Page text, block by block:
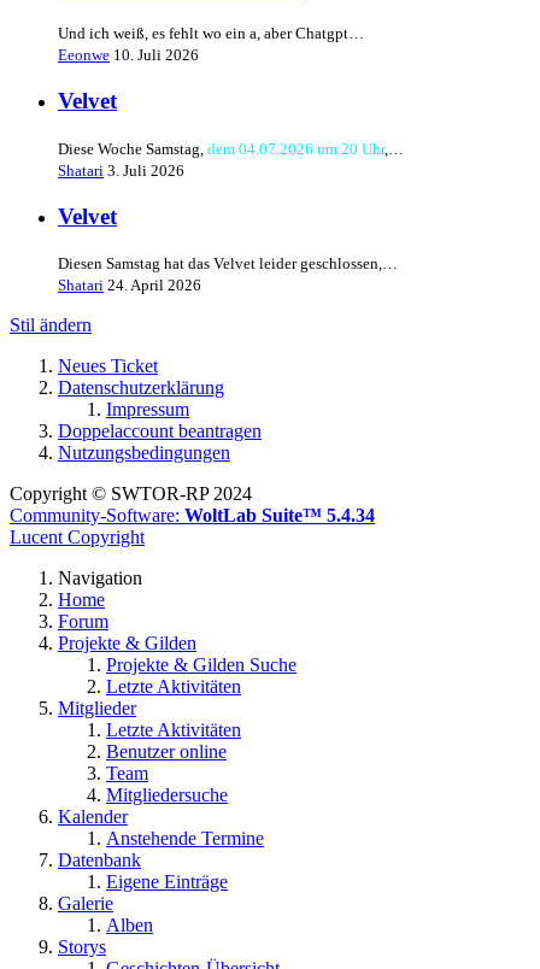
Und ich weiß, es fehlt wo ein a, aber Chatgpt…
Eeonwe 10. Juli 2026
Velvet
Diese Woche Samstag, dem 04.07.2026 um 20 Uhr,…
Shatari 3. Juli 2026
Velvet
Diesen Samstag hat das Velvet leider geschlossen,…
Shatari 24. April 2026
Stil ändern
Neues Ticket
Datenschutzerklärung
Impressum
Doppelaccount beantragen
Nutzungsbedingungen
Copyright © SWTOR-RP 2024
Community-Software: WoltLab Suite™ 5.4.34
Lucent Copyright
Navigation
Home
Forum
Projekte & Gilden
Projekte & Gilden Suche
Letzte Aktivitäten
Mitglieder
Letzte Aktivitäten
Benutzer online
Team
Mitgliedersuche
Kalender
Anstehende Termine
Datenbank
Eigene Einträge
Galerie
Alben
Storys